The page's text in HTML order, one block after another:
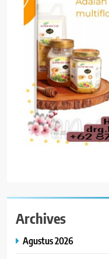
Archives
Agustus 2026